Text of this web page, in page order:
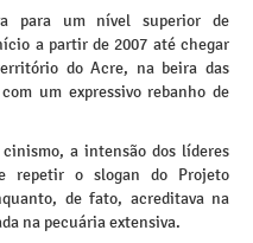
para um nível superior de
a partir de 2007 até chegar
do Acre, na beira das
um expressivo rebanho de
cinismo, a intensão dos líderes
repetir o slogan do Projeto
de fato, acreditava na
na pecuária extensiva.